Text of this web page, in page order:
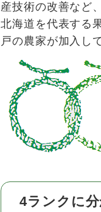
産技術の改善など
北海道を代表する
戸の農家が加入し
4ランクに